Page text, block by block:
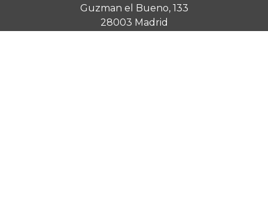
Guzman el Bueno, 133
28003 Madrid